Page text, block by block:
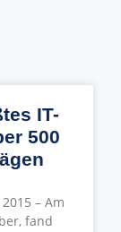
IT-
500
– Am
fand